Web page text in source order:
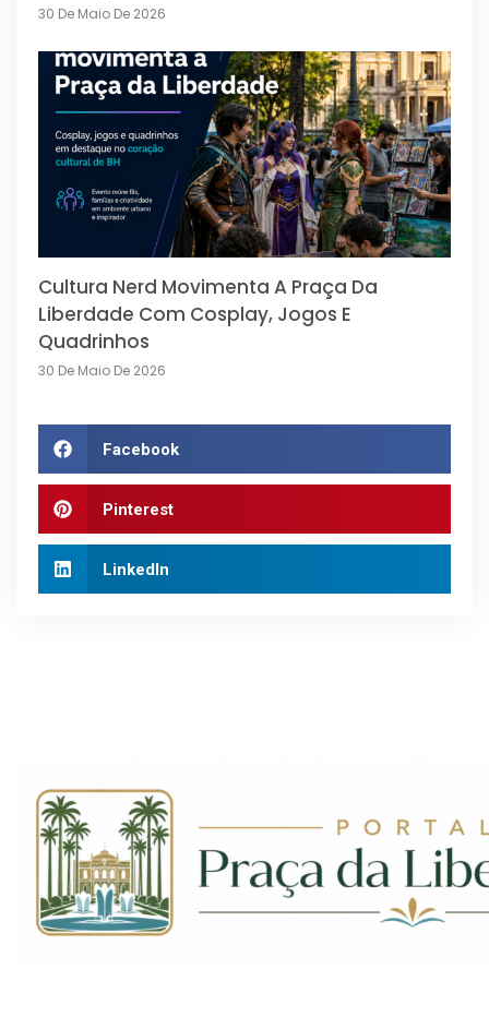
30 De Maio De 2026
Cultura Nerd Movimenta A Praça Da
Liberdade Com Cosplay, Jogos E
Quadrinhos
30 De Maio De 2026
Facebook
Pinterest
LinkedIn